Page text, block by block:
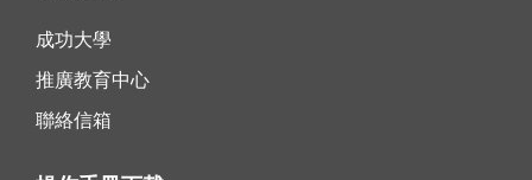
成功大學
推廣教育中心
聯絡信箱